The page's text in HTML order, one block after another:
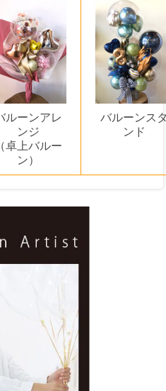
ルーンアレ
ンジ
（卓上バルー
ン）
バルーンス
ンド